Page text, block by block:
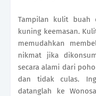
Tampilan kulit buah
kuning keemasan.
memudahkan
nikmat jika
secara alami dari
dan tidak culas.
datanglah ke